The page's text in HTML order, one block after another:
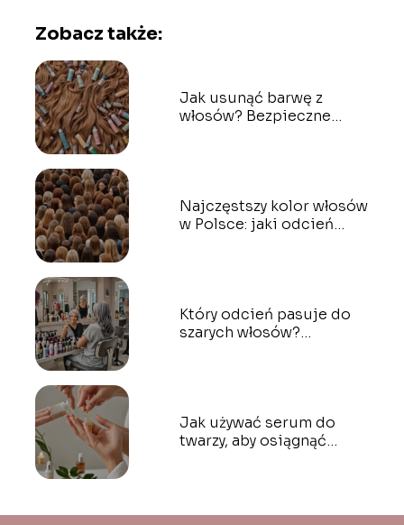
Zobacz także:
Jak usunąć barwę z
włosów? Bezpieczne
Najczęstszy kolor włosów
w Polsce: jaki odcień
Który odcień pasuje do
szarych włosów?
Jak używać serum do
twarzy, aby osiągnąć